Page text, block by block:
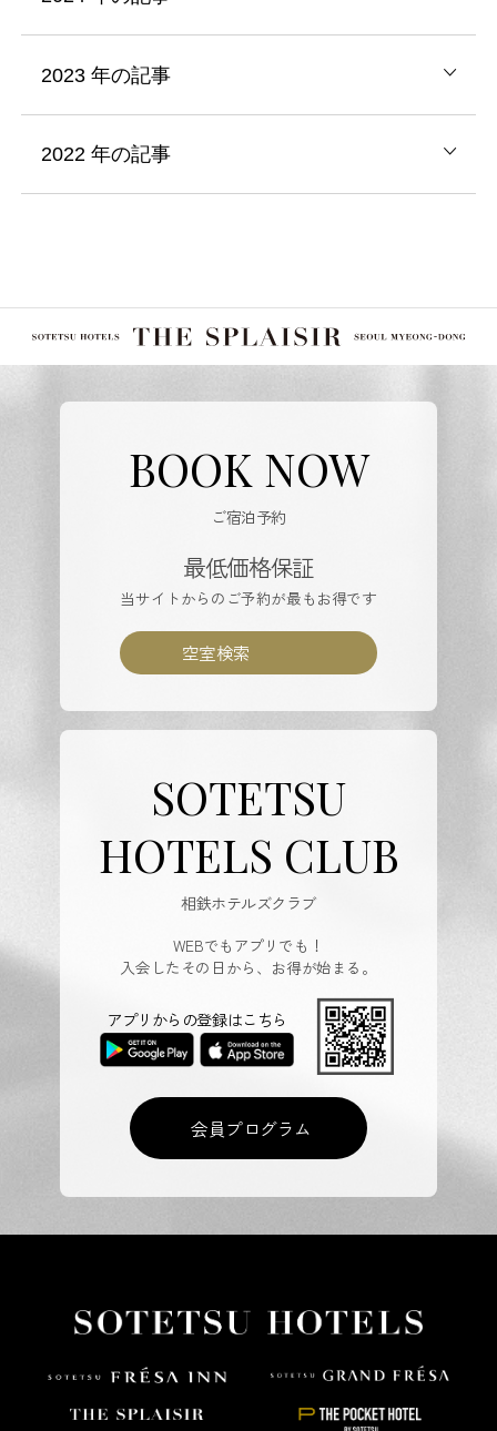
2023 年の記事
2022 年の記事
BOOK NOW
ご宿泊予約
最低価格保証
当サイトからのご予約が最もお得です
空室検索
SOTETSU
HOTELS CLUB
相鉄ホテルズクラブ
WEBでもアプリでも！
入会したその日から、お得が始まる。
会員プログラム
アプリからの登録はこちら